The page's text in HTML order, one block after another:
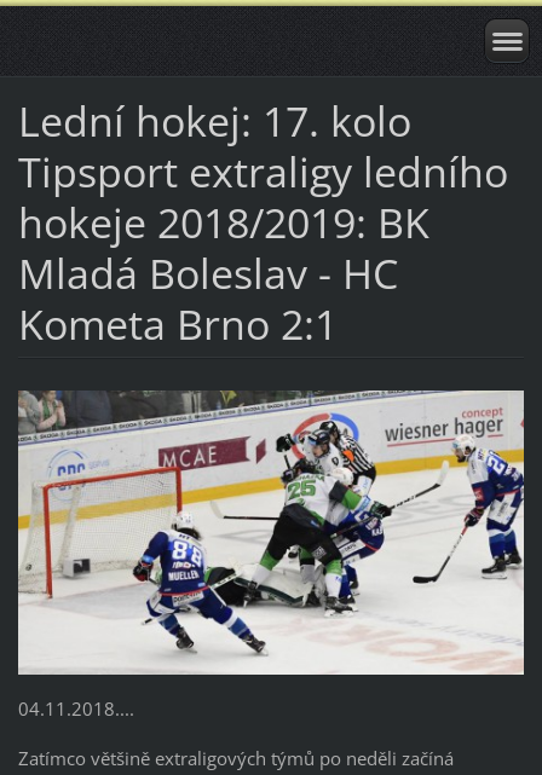
Lední hokej: 17. kolo
Tipsport extraligy ledního
hokeje 2018/2019: BK
Mladá Boleslav - HC
Kometa Brno 2:1
04.11.2018....
Zatímco většině extraligových týmů po neděli začíná